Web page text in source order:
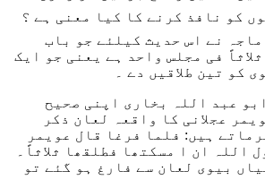
کو نافذ کرنے کا کیا معنی ہے ؟
نے اس حدیث کیلئے جو باب
فی مجلس واحد ہے یعنی جو ایک
کو تین طلاقیں دے ۔
عبد اللہ بخاری اپنی صحیح
عجلانی کا واقعہ لعان ذکر
ہیں: فلما فرغا قال عویمر
اللہ ان ا مسکتھا فطلقھا ثلاثاً۔
بیوی لعان سے فارغ ہو گئے تو